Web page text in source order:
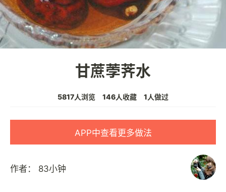
甘蔗荸荠水
5817人浏览 146人收藏 1人做过
APP中查看更多做法
作者： 83小钟